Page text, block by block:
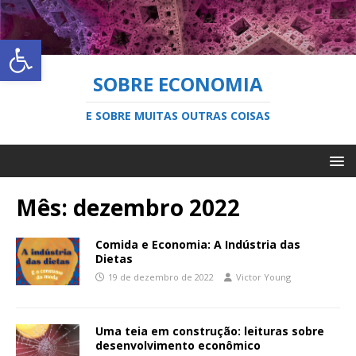
Abrir a barra de ferramentas
SOBRE ECONOMIA
E SOBRE MUITAS OUTRAS COISAS
Mês: dezembro 2022
Comida e Economia: A Indústria das
Dietas
19 de dezembro de 2022 Victor Young
Uma teia em construção: leituras sobre
desenvolvimento econômico